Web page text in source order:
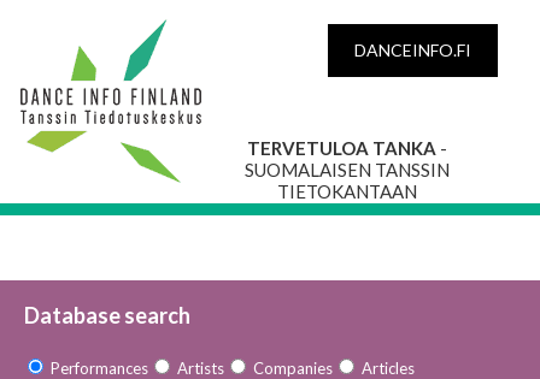
DANCEINFO.FI
TERVETULOA TANKA -
SUOMALAISEN TANSSIN
TIETOKANTAAN
Database search
Performances Artists Companies Articles